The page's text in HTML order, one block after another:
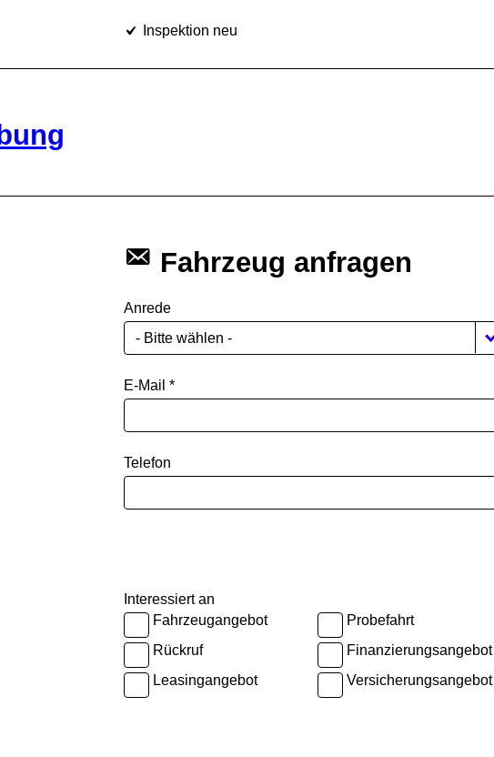
Inspektion neu
Fahrzeug anfragen
Anrede
- Bitte wählen -
E-Mail *
Telefon
Interessiert an
Fahrzeugangebot
Probefahrt
Rückruf
Finanzierungsangebot
Leasingangebot
Versicherungsangebot